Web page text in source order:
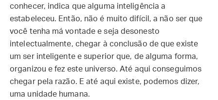
conhecer, indica que alguma inteligência a
estabeleceu. Então, não é muito difícil, a não ser que
você tenha má vontade e seja desonesto
intelectualmente, chegar à conclusão de que existe
um ser inteligente e superior que, de alguma forma,
organizou e fez este universo. Até aqui conseguimos
chegar pela razão. E até aqui existe, podemos dizer,
uma unidade humana.